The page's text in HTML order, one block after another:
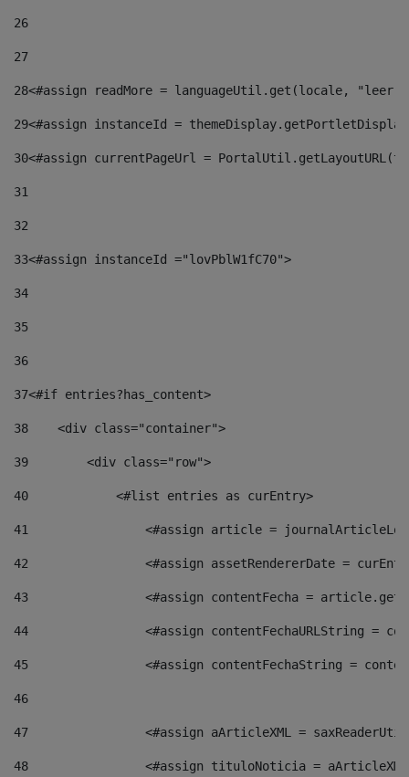
26
27
28<#assign readMore = languageUtil.get(locale,
29<#assign instanceId =
30<#assign currentPageUrl =
31
32
33<#assign instanceId ="lovPblW1fC70">
34
35
36
37<#if entries?has_content>
38
    <div class="container">
39
        <div class="row">
40
            <#list entries as curEntry>
41
<#assign article =
42
<#assign assetRendererDate =
43
<#assign contentFecha =
44
<#assign contentFechaURLString =
45
<#assign contentFechaString =
46
47
<#assign aArticleXML =
48
<#assign tituloNoticia =